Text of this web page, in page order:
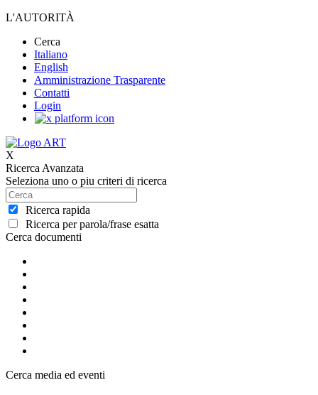
L'AUTORITÀ
Cerca
Italiano
English
Amministrazione Trasparente
Contatti
Login
X
Ricerca Avanzata
Seleziona uno o piu criteri di ricerca
Ricerca rapida
Ricerca per parola/frase esatta
Cerca documenti
Cerca media ed eventi